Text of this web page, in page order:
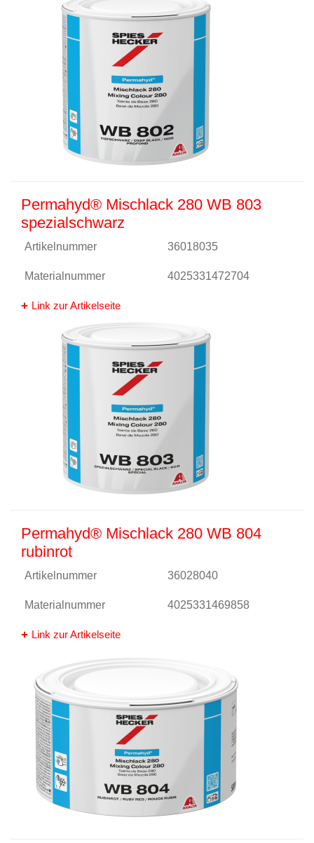
Permahyd® Mischlack 280 WB 803
spezialschwarz
Artikelnummer 36018035
Materialnummer 4025331472704
Link zur Artikelseite
Permahyd® Mischlack 280 WB 804
rubinrot
Artikelnummer 36028040
Materialnummer 4025331469858
Link zur Artikelseite